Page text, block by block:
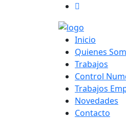
Inicio
Quienes
Trabajos
Control
Trabajos
Novedades
Contacto